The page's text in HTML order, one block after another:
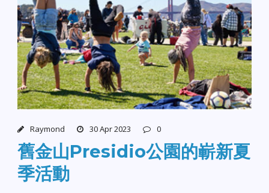
Raymond 30 Apr 2023 0
舊金山Presidio公園的嶄新夏
季活動